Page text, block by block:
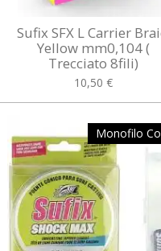
Sufix SFX L Carrier
Yellow mm0,104 (
Trecciato 8fili)
10,50 €
Monofilo